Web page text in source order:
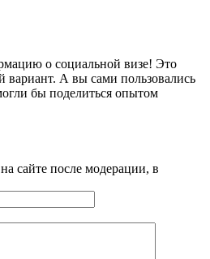
о социальной визе! Это
вариант. А вы сами пользовались
бы поделиться опытом
сайте после модерации, в